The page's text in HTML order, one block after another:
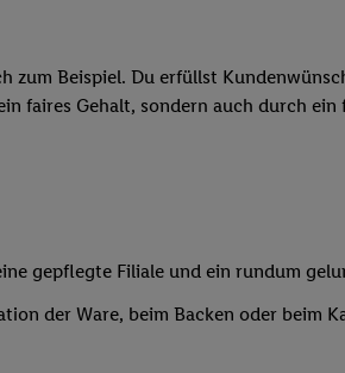
zum Beispiel. Du erfüllst
faires Gehalt, sondern auch durch
gepflegte Filiale und ein rundum
der Ware, beim Backen oder beim